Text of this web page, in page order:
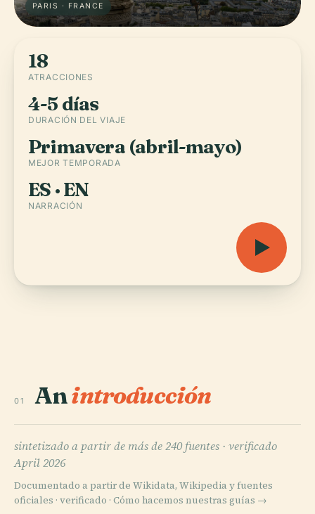
PARIS · FRANCE
18
ATRACCIONES
4-5 días
DURACIÓN DEL VIAJE
Primavera (abril-mayo)
MEJOR TEMPORADA
ES · EN
NARRACIÓN
01 Anintroducción
sintetizado a partir de más de 240 fuentes · verificado
April 2026
Documentado a partir de Wikidata, Wikipedia y fuentes
oficiales · verificado · Cómo hacemos nuestras guías →